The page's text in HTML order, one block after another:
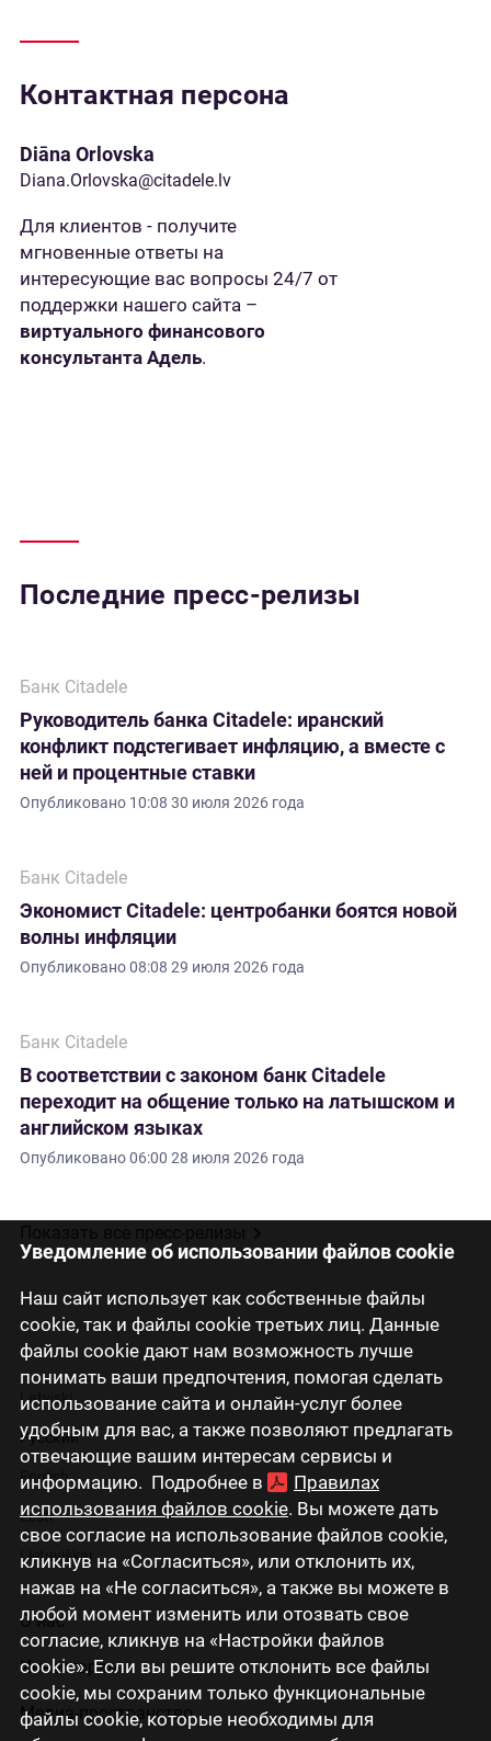
Уведомление об использовании файлов cookie
Наш сайт использует как собственные файлы
cookie, так и файлы cookie третьих лиц. Данные
файлы cookie дают нам возможность лучше
понимать ваши предпочтения, помогая сделать
использование сайта и онлайн-услуг более
удобным для вас, а также позволяют предлагать
отвечающие вашим интересам сервисы и
информацию. Подробнее в
Правилах
использования файлов cookie. Вы можете дать
свое согласие на использование файлов cookie,
кликнув на «Согласиться», или отклонить их,
нажав на «Не согласиться», а также вы можете в
любой момент изменить или отозвать свое
согласие, кликнув на «Настройки файлов
cookie». Если вы решите отклонить все файлы
cookie, мы сохраним только функциональные
файлы cookie, которые необходимы для
Контактная персона
Diāna Orlovska
Diana.Orlovska@citadele.lv
Для клиентов - получите
мгновенные ответы на
интересующие вас вопросы 24/7 от
поддержки нашего сайта –
виртуального финансового
консультанта Адель.
Последние пресс-релизы
Банк Citadele
Руководитель банка Citadele: иранский
конфликт подстегивает инфляцию, а вместе с
ней и процентные ставки
Опубликовано 10:08 30 июля 2026 года
Банк Citadele
Экономист Citadele: центробанки боятся новой
волны инфляции
Опубликовано08:08 29 июля 2026 года
Банк Citadele
В соответствии с законом банк Citadele
переходит на общение только на латышском и
английском языках
Опубликовано06:00 28 июля 2026 года
Latviski
Русский
English
Eesti
Lietuviškai
О нас
Инвесторам
Медиа-пространство